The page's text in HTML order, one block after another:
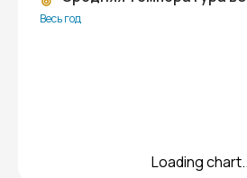
Весь год
Loading